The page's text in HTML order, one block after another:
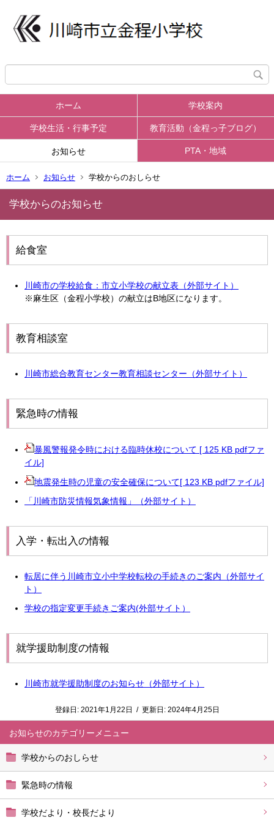
ホーム 学校案内
学校生活・行事予定 教育活動（金程っ子ブログ）
お知らせ PTA・地域
ホーム お知らせ 学校からのおしらせ
お知らせ
学校からのおしらせ
緊急時の情報
学校だより・校長だより
学校からのお知らせ
給食室
川崎市の学校給食：市立小学校の献立表（外部サイト）
※麻生区（金程小学校）の献立はB地区になります。
教育相談室
川崎市総合教育センター教育相談センター（外部サイト）
緊急時の情報
暴風警報発令時における臨時休校について [ 125 KB pdfファ
イル]
地震発生時の児童の安全確保について[ 123 KB pdfファイル]
「川崎市防災情報気象情報」（外部サイト）
入学・転出入の情報
転居に伴う川崎市立小中学校転校の手続きのご案内（外部サイ
ト）
学校の指定変更手続きご案内(外部サイト）
就学援助制度の情報
川崎市就学援助制度のお知らせ（外部サイト）
登録日: 2021年1月22日 / 更新日: 2024年4月25日